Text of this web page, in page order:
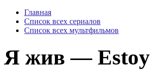
Главная
Список всех сериалов
Список всех мультфильмов
Я жив — Estoy